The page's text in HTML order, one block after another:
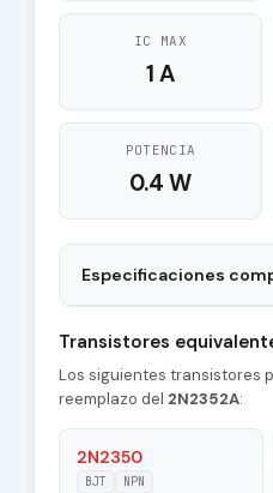
IC MAX
1 A
POTENCIA
0.4 W
Especificaciones
Polarity
Material of
Transistor
Transistores
Los siguientes transistores
reemplazo del 2N2352A:
2N2350
BJT NPN